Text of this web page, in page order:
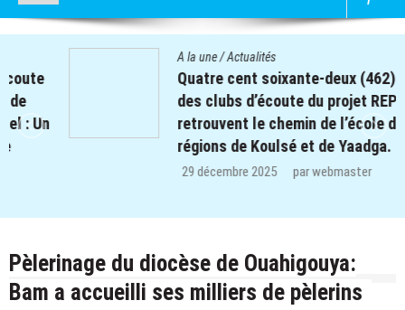
Actualités
Quatre cent soixante-deux (462) enfants
des clubs d’écoute du projet REPERE
retrouvent le chemin de l’école dans les
régions de Koulsé et de Yaadga.
29 décembre 2025 parwebmaster
Pèlerinage du diocèse de Ouahigouya:
Bam a accueilli ses milliers de pèlerins